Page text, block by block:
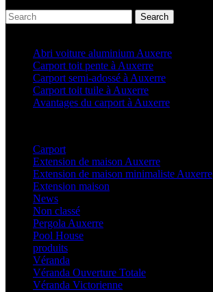
Search
Abri voiture aluminium Auxerre
Carport toit pente à Auxerre
Carport semi-adossé à Auxerre
Carport toit tuile à Auxerre
Avantages du carport à Auxerre
Carport
Extension de maison Auxerre
Extension de maison minimaliste Auxerre
Extension maison
News
Non classé
Pergola Auxerre
Pool House
produits
Véranda
Véranda Ouverture Totale
Véranda Victorienne